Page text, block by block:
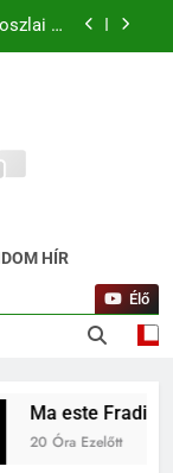
és
gárda
és
tól
gárda
HÍR
Élő
este Fradi–Real
Óra Ezelőtt